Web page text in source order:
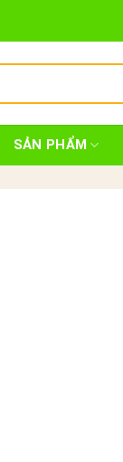
SẢN PHẨM